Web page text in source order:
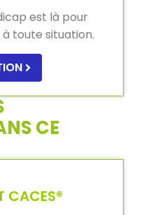
est là pour
toute situation.
CE
CACES®